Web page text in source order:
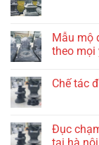
Mẫu mộ
theo mọi
Chế tác
Đục